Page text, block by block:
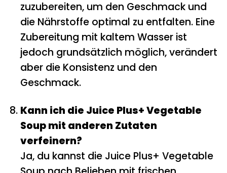
zuzubereiten, um den Geschmack und
die Nährstoffe optimal zu entfalten. Eine
Zubereitung mit kaltem Wasser ist
jedoch grundsätzlich möglich, verändert
aber die Konsistenz und den
Geschmack.
Kann ich die Juice Plus+ Vegetable
Soup mit anderen Zutaten
verfeinern?
Ja, du kannst die Juice Plus+ Vegetable